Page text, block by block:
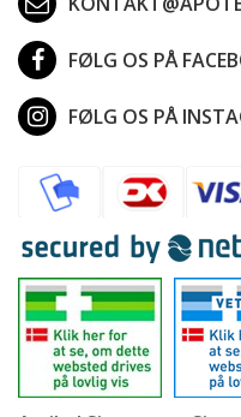
FØLG OS PÅ
FØLG OS PÅ